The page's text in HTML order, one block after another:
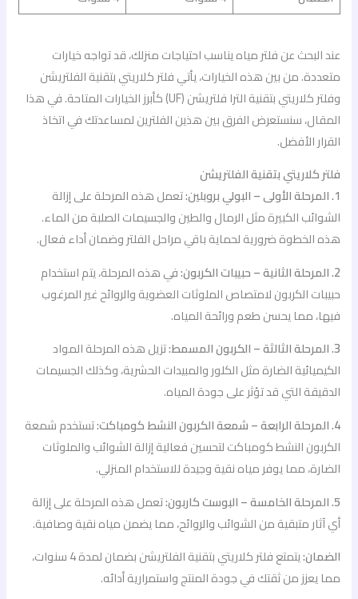
عند البحث عن فلتر مياه يناسب احتياجات منزلك، قد تواجه خيارات
متعددة. من بين هذه الخيارات، يأتي فلتر كلاريتي بتقنية الفلتريشن
وفلتر كلاريتي بتقنية الترا فلتريشن (UF) كأبرز الخيارات المتاحة. في هذا
المقال، سنستعرض الفرق بين هذين الفلترين لمساعدتك في اتخاذ
القرار الأفضل.
فلتر كلاريتي بتقنية الفلتريشن
1. المرحلة الأولى – البولي بروبلين:
تعمل هذه المرحلة على إزالة
الشوائب الكبيرة مثل الرمال والطين والجسيمات الصلبة من الماء.
هذه الخطوة ضرورية لحماية باقي مراحل الفلتر وضمان أداء فعال.
2. المرحلة الثانية – حبيبات الكربون:
في هذه المرحلة، يتم استخدام
حبيبات الكربون لامتصاص الملوثات العضوية والروائح غير المرغوب
فيها، مما يحسن طعم ورائحة المياه.
3. المرحلة الثالثة – الكربون المسمط:
تزيل هذه المرحلة المواد
الكيميائية الضارة مثل الكلور والمبيدات الحشرية، وكذلك الجسيمات
الدقيقة التي قد تؤثر على جودة المياه.
4. المرحلة الرابعة – شمعة الكربون النشط كومباكت:
تستخدم شمعة
الكربون النشط كومباكت لتحسين فعالية إزالة الشوائب والملوثات
الضارة، مما يوفر مياه نقية وجيدة للاستخدام المنزلي.
5. المرحلة الخامسة – البوست كاربون:
تعمل هذه المرحلة على إزالة
أي آثار متبقية من الشوائب والروائح، مما يضمن مياه نقية وصافية.
الضمان:
يتمتع فلتر كلاريتي بتقنية الفلتريشن بضمان لمدة 4 سنوات،
مما يعزز من ثقتك في جودة المنتج واستمرارية أدائه.